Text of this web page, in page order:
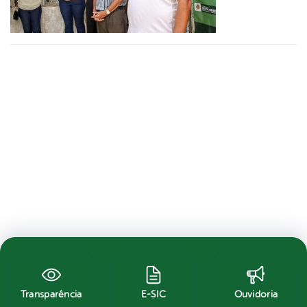
Transparência E-SIC Ouvidoria